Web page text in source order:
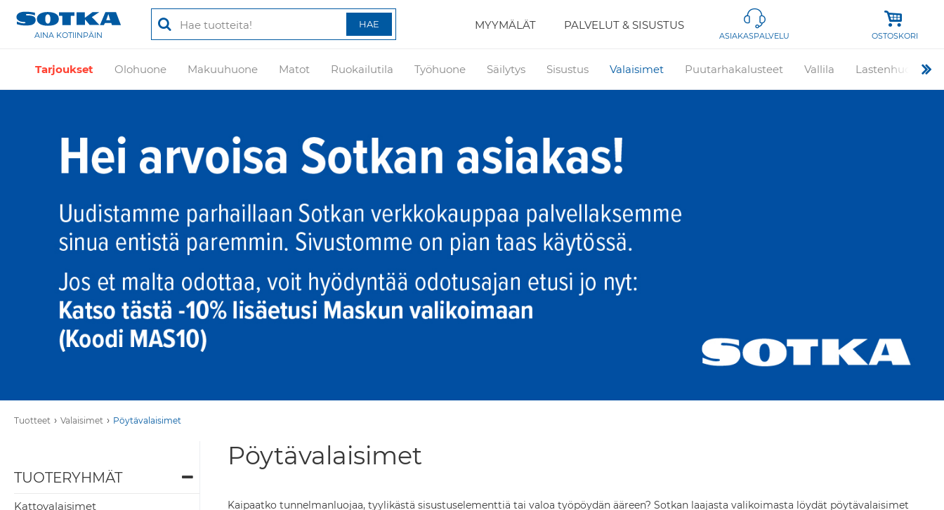
AINA KOTIINPÄIN ASIAKASPALVELU OSTOSKORI
Tarjoukset Olohuone Makuuhuone Matot Ruokailutila Työhuone Säilytys Sisustus Valaisimet Puutarhakalusteet Vallila Lastenhuone
MYYMÄLÄT PALVELUT & SISUSTUS
Tuotteet › Valaisimet › Pöytävalaisimet
TUOTERYHMÄT
Kattovalaisimet
Pöytävalaisimet
Kaipaatko tunnelmanluojaa, tyylikästä sisustuselementtiä tai valoa työpöydän ääreen? Sotkan laajasta valikoimasta löydät pöytävalaisimet